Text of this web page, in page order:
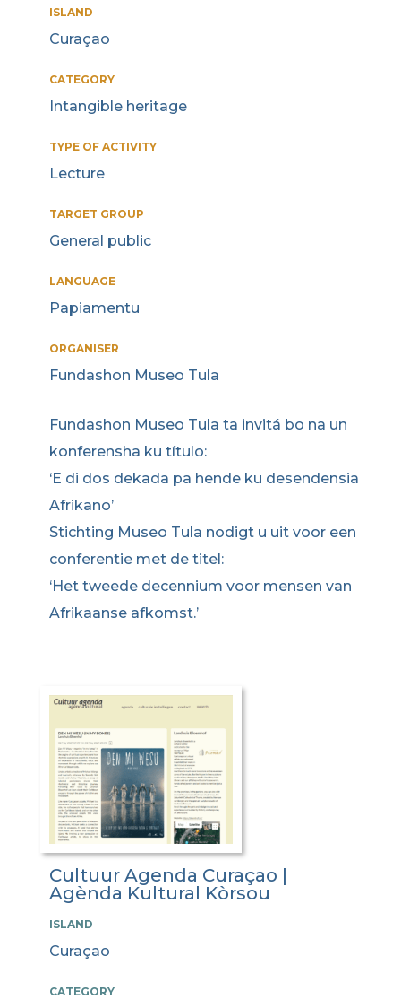
ISLAND
Curaçao
CATEGORY
Intangible heritage
TYPE OF ACTIVITY
Lecture
TARGET GROUP
General public
LANGUAGE
Papiamentu
ORGANISER
Fundashon Museo Tula
Fundashon Museo Tula ta invitá bo na un
konferensha ku título:
‘E di dos dekada pa hende ku desendensia
Afrikano’
Stichting Museo Tula nodigt u uit voor een
conferentie met de titel:
‘Het tweede decennium voor mensen van
Afrikaanse afkomst.’
Cultuur Agenda Curaçao |
Agènda Kultural Kòrsou
ISLAND
Curaçao
CATEGORY